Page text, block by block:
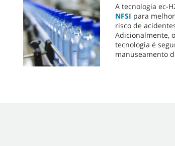
A tecnologia ec-
NFSI para
risco de
Adicionalmente,
tecnologia é
manuseamento